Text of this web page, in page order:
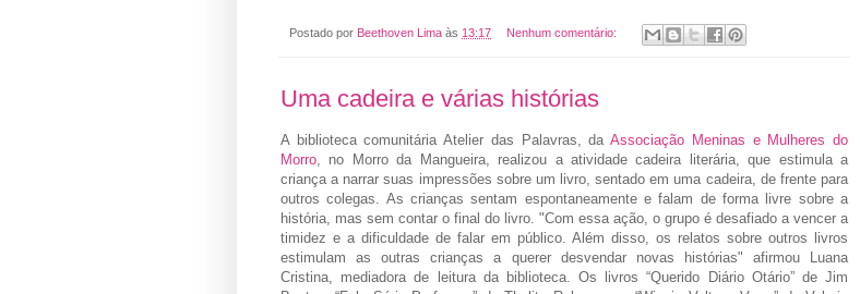
Postado por Beethoven Lima às 13:17 Nenhum comentário:
Uma cadeira e várias histórias
A biblioteca comunitária Atelier das Palavras, daAssociação Meninas e Mulheres do
Morro, no Morro da Mangueira, realizou a atividade cadeira literária, que estimula a
criança a narrar suas impressões sobre um livro, sentado em uma cadeira, de frente para
outros colegas. As crianças sentam espontaneamente e falam de forma livre sobre a
história, mas sem contar o final do livro. "Com essa ação, o grupo é desafiado a vencer a
timidez e a dificuldade de falar em público. Além disso, os relatos sobre outros livros
estimulam as outras crianças a querer desvendar novas histórias" afirmou Luana
Cristina, mediadora de leitura da biblioteca. Os livros “Querido Diário Otário” de Jim